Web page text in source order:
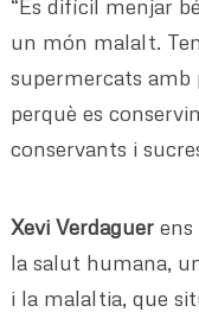
“És difícil menjar
un món malalt.
supermercats amb
perquè es
conservants i
Xevi Verdaguerens
la salut humana,
i la malaltia, que